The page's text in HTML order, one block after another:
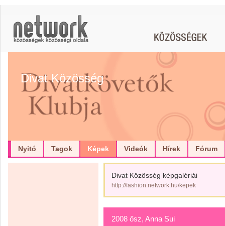
Divat Közösség
Nyitó Tagok Képek Videók Hírek Fórum
Divat Közösség képgalériái
http://fashion.network.hu/kepek
2008 ősz, Anna Sui